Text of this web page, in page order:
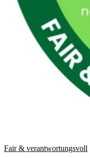
Fair & verantwortungsvoll